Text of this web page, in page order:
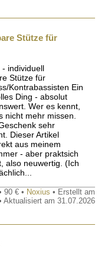
Stütze für
- individuell
Stütze für
Kontrabassisten Ein
Ding - absolut
Wer es kennt,
nicht mehr missen.
sehr
Dieser Artikel
aus meinem
- aber praktsich
also neuwertig. (Ich
90 € • Noxius • Erstellt am
Aktualisiert am 31.07.2026